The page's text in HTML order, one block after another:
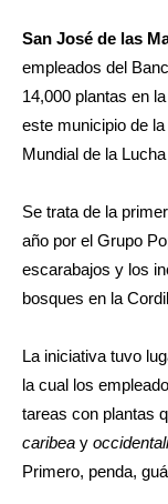
San José de las
empleados del
14,000 plantas en
este municipio de
Mundial de la
Se trata de la
año por el Grupo
escarabajos y los
bosques en la
La iniciativa tuvo
la cual los
tareas con plantas
caribea y
Primero, penda,